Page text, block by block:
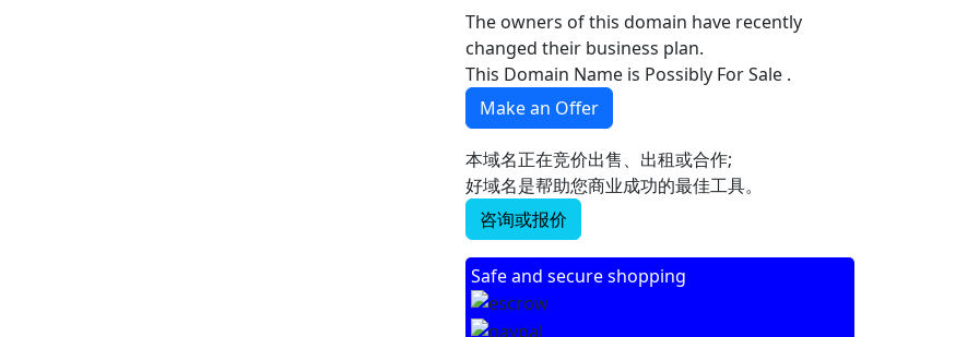
The owners of this domain have recently
changed their business plan.
This Domain Name is Possibly For Sale .
Make an Offer
本域名正在竞价出售、出租或合作;
好域名是帮助您商业成功的最佳工具。
咨询或报价
Safe and secure shopping